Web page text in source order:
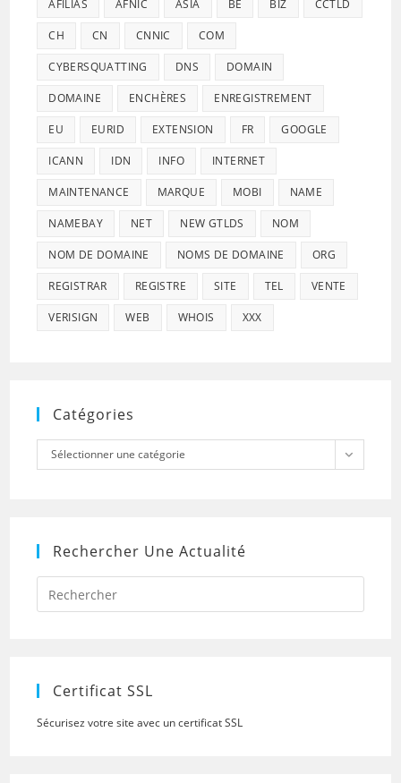
AFILIAS AFNIC ASIA BE BIZ CCTLD
CH CN CNNIC COM
CYBERSQUATTING DNS DOMAIN
DOMAINE ENCHÈRES ENREGISTREMENT
EU EURID EXTENSION FR GOOGLE
ICANN IDN INFO INTERNET
MAINTENANCE MARQUE MOBI NAME
NAMEBAY NET NEW GTLDS NOM
NOM DE DOMAINE NOMS DE DOMAINE ORG
REGISTRAR REGISTRE SITE TEL VENTE
VERISIGN WEB WHOIS XXX
Catégories
Catégories
Sélectionner une catégorie
Rechercher Une Actualité
Press
to
Certificat SSL
Sécurisez votre site avec un certificat SSL